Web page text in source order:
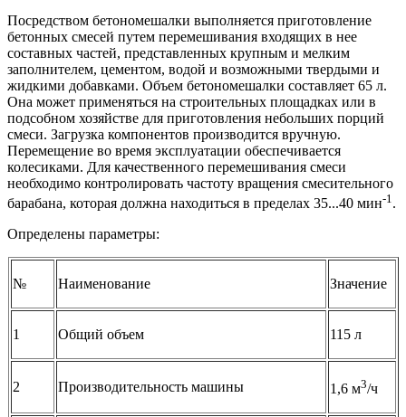
Посредством бетономешалки выполняется приготовление
бетонных смесей путем перемешивания входящих в нее
составных частей, представленных крупным и мелким
заполнителем, цементом, водой и возможными твердыми и
жидкими добавками. Объем бетономешалки составляет 65 л.
Она может применяться на строительных площадках или в
подсобном хозяйстве для приготовления небольших порций
смеси. Загрузка компонентов производится вручную.
Перемещение во время эксплуатации обеспечивается
колесиками. Для качественного перемешивания смеси
необходимо контролировать частоту вращения смесительного
барабана, которая должна находиться в пределах 35...40 мин-1 .
Определены параметры:
№ Наименование Значение
1 Общий объем 115 л
2 Производительность машины 1,6 м3/ч